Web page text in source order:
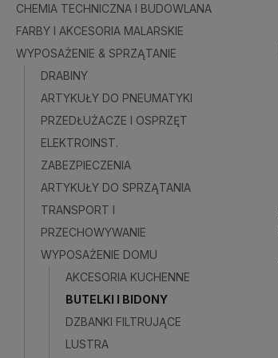
CHEMIA TECHNICZNA I BUDOWLANA
FARBY I AKCESORIA MALARSKIE
WYPOSAŻENIE & SPRZĄTANIE
DRABINY
ARTYKUŁY DO PNEUMATYKI
PRZEDŁUŻACZE I OSPRZĘT
ELEKTROINST.
ZABEZPIECZENIA
ARTYKUŁY DO SPRZĄTANIA
TRANSPORT I
PRZECHOWYWANIE
WYPOSAŻENIE DOMU
AKCESORIA KUCHENNE
BUTELKI I BIDONY
DZBANKI FILTRUJĄCE
LUSTRA